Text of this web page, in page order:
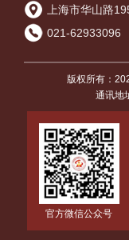
上海市华山路
021-62933096
版权所有：
通讯地
官方微信公众号